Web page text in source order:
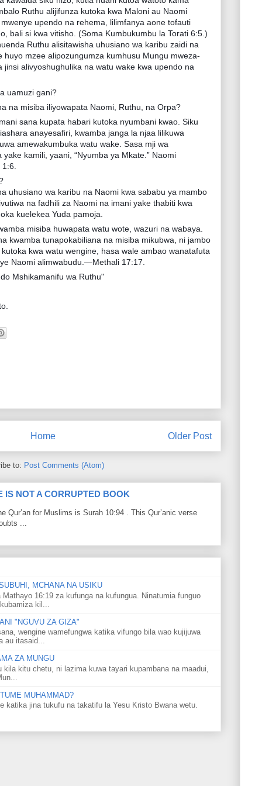
Ruthu alijifunza kutoka kwa Maloni au Naomi
upendo na rehema, lilimfanya aone tofauti
bali si kwa vitisho. (Soma Kumbukumbu la Torati 6:5.)
Ruthu alisitawisha uhusiano wa karibu zaidi na
huyo mzee alipozungumza kumhusu Mungu mweza-
alivyoshughulika na watu wake kwa upendo na
uamuzi gani?
na misiba iliyowapata Naomi, Ruthu, na Orpa?
sana kupata habari kutoka nyumbani kwao. Siku
anayesafiri, kwamba janga la njaa lilikuwa
amewakumbuka watu wake. Sasa mji wa
kamili, yaani, “Nyumba ya Mkate.” Naomi
uhusiano wa karibu na Naomi kwa sababu ya mambo
na fadhili za Naomi na imani yake thabiti kwa
kuelekea Yuda pamoja.
misiba huwapata watu wote, wazuri na wabaya.
kwamba tunapokabiliana na misiba mikubwa, ni jambo
kwa watu wengine, hasa wale ambao wanatafuta
Naomi alimwabudu.—Methali 17:17.
Mshikamanifu wa Ruthu"
Older Post
Home
to: Post Comments (Atom)
IS NOT A CORRUPTED BOOK
for Muslims is Surah 10:94 . This Qur’anic verse
...
MCHANA NA USIKU
16:19 za kufunga na kufungua. Ninatumia funguo
kil...
"NGUVU ZA GIZA"
wengine wamefungwa katika vifungo bila wao kujijuwa
au itasaid...
ZA MUNGU
kitu chetu, ni lazima kuwa tayari kupambana na maadui,
MUHAMMAD?
jina tukufu na takatifu la Yesu Kristo Bwana wetu.